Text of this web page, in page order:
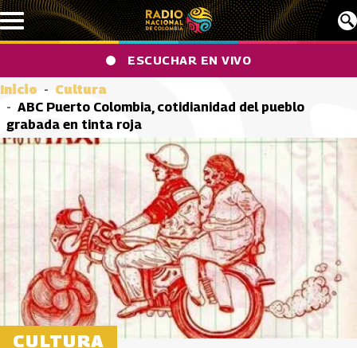
Pasar al contenido principal
ESCUCHAR EN VIVO
Inicio
Cultura
ABC Puerto Colombia, cotidianidad del pueblo
grabada en tinta roja
CULTURA